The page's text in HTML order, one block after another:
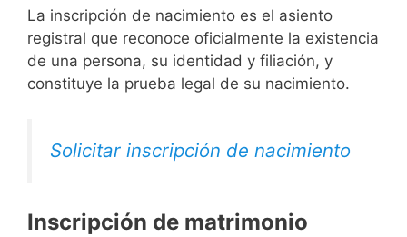
La inscripción de nacimiento es el asiento
registral que reconoce oficialmente la existencia
de una persona, su identidad y filiación, y
constituye la prueba legal de su nacimiento.
Solicitar inscripción de nacimiento
Inscripción de matrimonio